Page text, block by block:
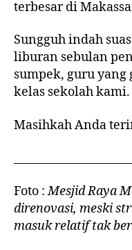
terbesar di
Sungguh indah
liburan sebulan
sumpek, guru
kelas sekolah kami.
Masihkah Anda
Foto :Mesjid Raya
direnovasi, meski
masuk relatif tak